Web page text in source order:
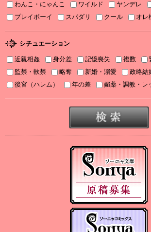
2025年10月刊電子書籍配信のお知らせ
2025/09/03
2025年９月刊電子書籍配信のお知らせ
2025/08/05
2025年８月刊電子書籍配信のお知らせ
2025年７月刊電子書籍配信のお知らせ
2025年５月刊電子書籍配信のお知らせ
2025年４月刊電子書籍配信のお知らせ
2025年３月刊電子書籍配信のお知らせ
わんこ・にゃんこ
ワイルド ヤンデレ
プレイボーイ
スパダリ クール オレ
シチュエーション
近親相姦 身分差 記憶喪失 複数
監禁・軟禁
略奪 新婚・溺愛 政略結
後宮（ハレム）
年の差 媚薬・調教・レ